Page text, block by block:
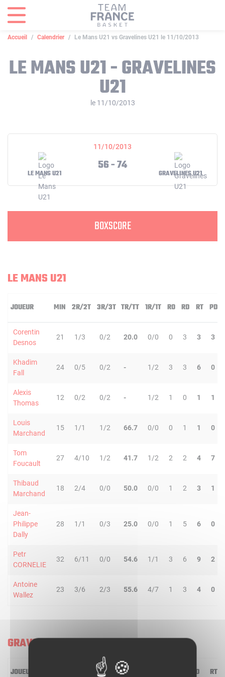
Accueil Calendrier Le Mans U21 vs Gravelines U21 le 11/10/2013
LE MANS U21 - GRAVELINES
U21
le 11/10/2013
11/10/2013
LE MANS U21
56 - 74
GRAVELINES U21
BOXSCORE
LE MANS U21
JOUEUR MIN 2R/2T 3R/3T TR/TT 1R/1T RO RD RT PD
Corentin
Desnos
21 1/3 0/2 20.0 0/0 0 3 3 3
Khadim
Fall
24 0/5 0/2 - 1/2 3 3 6 0
Alexis
Thomas
12 0/2 0/2 - 1/2 1 0 1 1
Louis
Marchand
15 1/1 1/2 66.7 0/0 0 1 1 0
Tom
Foucault
27 4/10 1/2 41.7 1/2 2 2 4 7
Thibaud
Marchand
18 2/4 0/0 50.0 0/0 1 2 3 1
Jean-
Philippe
Dally
28 1/1 0/3 25.0 0/0 1 5 6 0
Petr
CORNELIE
32 6/11 0/0 54.6 1/1 3 6 9 2
Antoine
Wallez
23 3/6 2/3 55.6 4/7 1 3 4 0
GRAVELINES U21
JOUEUR 3R/3T TR/TT RD RT
Panneau de gestion des cookies